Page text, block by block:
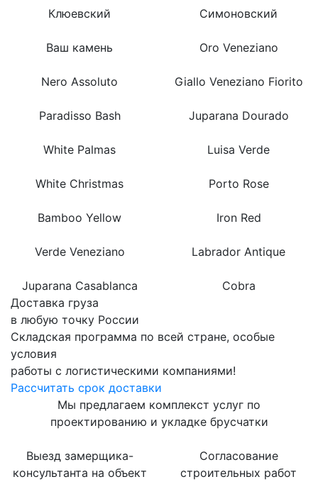
Клюевский Симоновский
Ваш камень Oro Veneziano
Nero Assoluto Giallo Veneziano Fiorito
Paradisso Bash Juparana Dourado
White Palmas Luisa Verde
White Christmas Porto Rose
Bamboo Yellow Iron Red
Verde Veneziano Labrador Antique
Juparana Casablanca
Cobra
Доставка груза
в любую точку России
Складская программа по всей стране, особые
условия
работы с логистическими компаниями!
Рассчитать срок доставки
Мы предлагаем комплекст услуг по
проектированию и укладке брусчатки
Выезд замерщика-
консультанта на объект
Согласование
строительных работ